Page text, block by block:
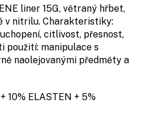
liner 15G, větraný hřbet,
v nitrilu. Charakteristiky:
citlivost, přesnost,
použití: manipulace s
naolejovanými předměty a
10% ELASTEN + 5%